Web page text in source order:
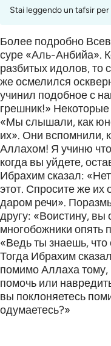
Stai leggendo un tafsir
Более подробно
суре «Аль-Анбийа».
разбитых идолов, то
же осмелился
учинил подобное с
грешник!»
«Мы слышали, как
их». Они вспомнили,
Аллахом! Я учиню
когда вы уйдете,
Ибрахим сказал:
этот. Спросите же их
даром речи».
другу: «Воистину, вы
многобожники опять
«Ведь ты знаешь,
Тогда Ибрахим
помимо Аллаха тому,
помочь или
вы поклоняетесь
одумаетесь?»